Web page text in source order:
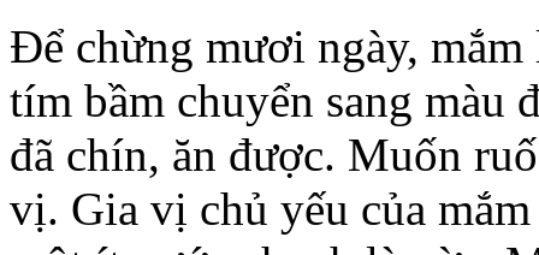
Để chừng mươi ngày,
tím bầm chuyển sang màu
đã chín, ăn được. Muốn
vị. Gia vị chủ yếu của